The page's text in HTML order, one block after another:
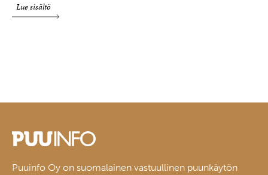
Lue sisältö
Puuinfo Oy on suomalainen vastuullinen puunkäytön